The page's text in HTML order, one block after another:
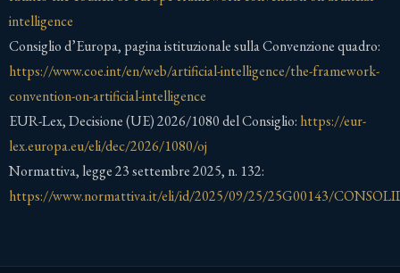
intelligence
Consiglio d’Europa, pagina istituzionale sulla Convenzione quadro:
https://www.coe.int/en/web/artificial-intelligence/the-framework-
convention-on-artificial-intelligence
EUR-Lex, Decisione (UE) 2026/1080 del Consiglio: https://eur-
lex.europa.eu/eli/dec/2026/1080/oj
Normattiva, legge 23 settembre 2025, n. 132:
https://www.normattiva.it/eli/id/2025/09/25/25G00143/